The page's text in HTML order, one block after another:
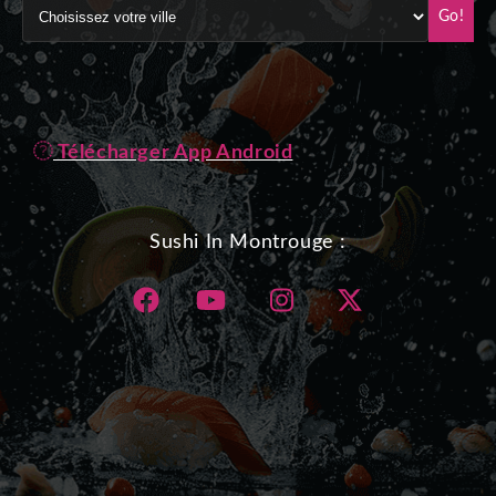
Go!
Télécharger App Android
Sushi In Montrouge :